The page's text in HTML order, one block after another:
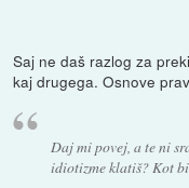
Saj ne daš razlog za
kaj drugega. Osnove
Daj mi povej, a te ni
idiotizme klatiš? Kot